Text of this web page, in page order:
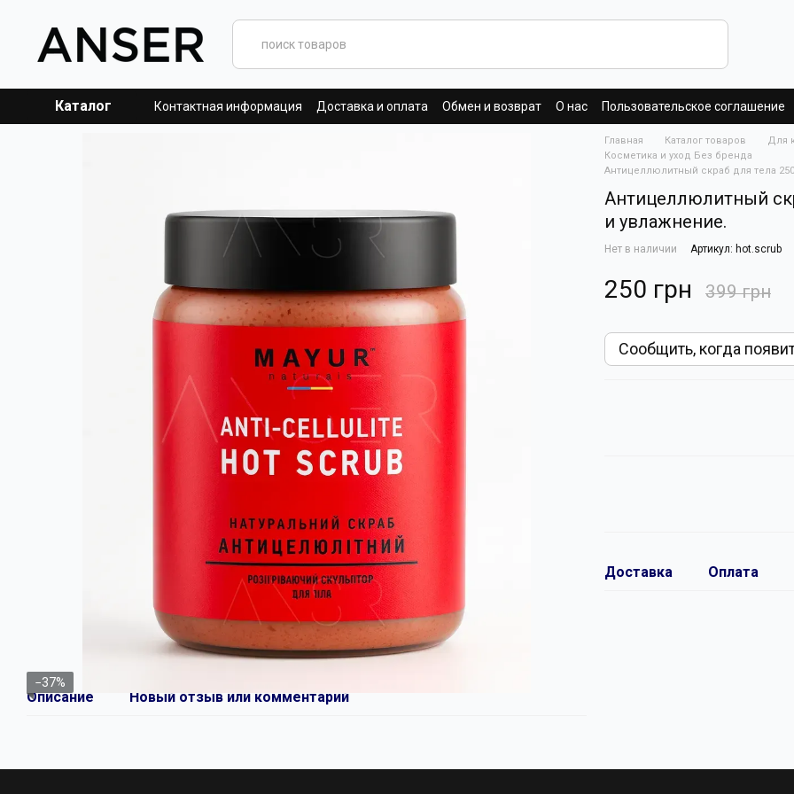
Каталог Контактная информация Доставка и оплата Обмен и возврат О нас Пользовательское соглашение
−37%
Описание Новый отзыв или комментарий
Главная Каталог товаров
Для
Косметика и уход Без бренда
Антицеллюлитный скраб для тела
Антицеллюлитный
и увлажнение.
Нет в наличии Артикул: hot.scrub
250 грн 399 грн
Сообщить, когда
Доставка Оплата